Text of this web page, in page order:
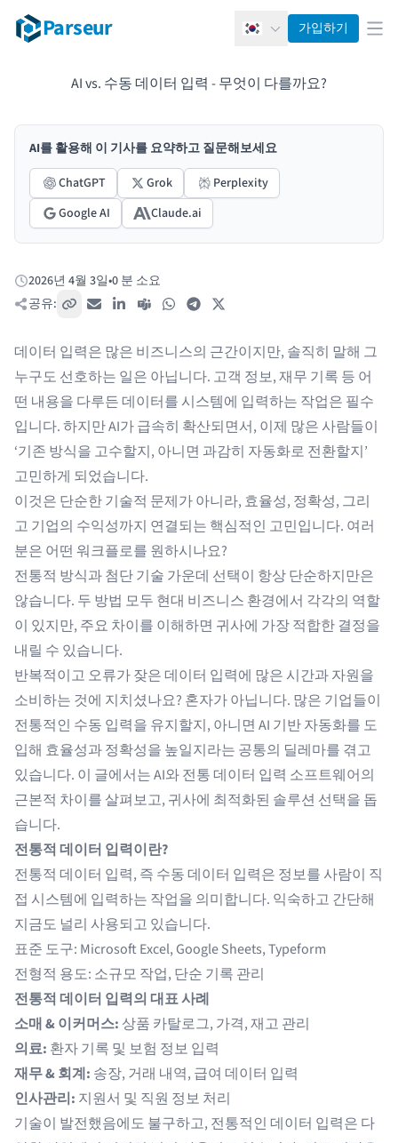
Parseur 한국어가입하기 메
AI vs. 수동 데이터 입력 - 무엇이 다를까요?
AI를 활용해 이 기사를 요약하고 질문해보세요
ChatGPT
Grok
Perplexity
Google AI
Claude.ai
게시됨:
2026년 4월 3일•0 분 소요
공유:
링크 복사이메일LinkedIn
Teams WhatsAppTelegram
데이터 입력은 많은 비즈니스의 근간이지만, 솔직히 말해 그
누구도 선호하는 일은 아닙니다. 고객 정보, 재무 기록 등 어
떤 내용을 다루든 데이터를 시스템에 입력하는 작업은 필수
입니다. 하지만 AI가 급속히 확산되면서, 이제 많은 사람들이
‘기존 방식을 고수할지, 아니면 과감히 자동화로 전환할지’
고민하게 되었습니다.
이것은 단순한 기술적 문제가 아니라, 효율성, 정확성, 그리
고 기업의 수익성까지 연결되는 핵심적인 고민입니다. 여러
분은 어떤 워크플로를 원하시나요?
전통적 방식과 첨단 기술 가운데 선택이 항상 단순하지만은
않습니다. 두 방법 모두 현대 비즈니스 환경에서 각각의 역할
이 있지만, 주요 차이를 이해하면 귀사에 가장 적합한 결정을
내릴 수 있습니다.
반복적이고 오류가 잦은 데이터 입력에 많은 시간과 자원을
소비하는 것에 지치셨나요? 혼자가 아닙니다. 많은 기업들이
전통적인 수동 입력을 유지할지, 아니면 AI 기반 자동화를 도
입해 효율성과 정확성을 높일지라는 공통의 딜레마를 겪고
있습니다. 이 글에서는 AI와 전통데이터 입력 소프트웨어의
근본적 차이를 살펴보고, 귀사에 최적화된 솔루션 선택을 돕
습니다.
전통적 데이터 입력이란?
전통적 데이터 입력, 즉 수동 데이터 입력은 정보를 사람이 직
접 시스템에 입력하는 작업을 의미합니다. 익숙하고 간단해
지금도 널리 사용되고 있습니다.
표준 도구: Microsoft Excel, Google Sheets, Typeform
전형적 용도: 소규모 작업, 단순 기록 관리
전통적 데이터 입력의 대표 사례
소매 & 이커머스: 상품 카탈로그, 가격, 재고 관리
의료: 환자 기록 및 보험 정보 입력
재무 & 회계: 송장, 거래 내역, 급여 데이터 입력
인사관리: 지원서 및 직원 정보 처리
기술이 발전했음에도 불구하고, 전통적인 데이터 입력은 다